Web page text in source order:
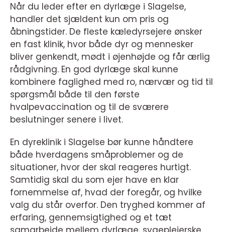
Når du leder efter en dyrlæge i Slagelse,
handler det sjældent kun om pris og
åbningstider. De fleste kæledyrsejere ønsker
en fast klinik, hvor både dyr og mennesker
bliver genkendt, mødt i øjenhøjde og får ærlig
rådgivning. En god dyrlæge skal kunne
kombinere faglighed med ro, nærvær og tid til
spørgsmål både til den første
hvalpevaccination og til de sværere
beslutninger senere i livet.
En dyreklinik i Slagelse bør kunne håndtere
både hverdagens småproblemer og de
situationer, hvor der skal reageres hurtigt.
Samtidig skal du som ejer have en klar
fornemmelse af, hvad der foregår, og hvilke
valg du står overfor. Den tryghed kommer af
erfaring, gennemsigtighed og et tæt